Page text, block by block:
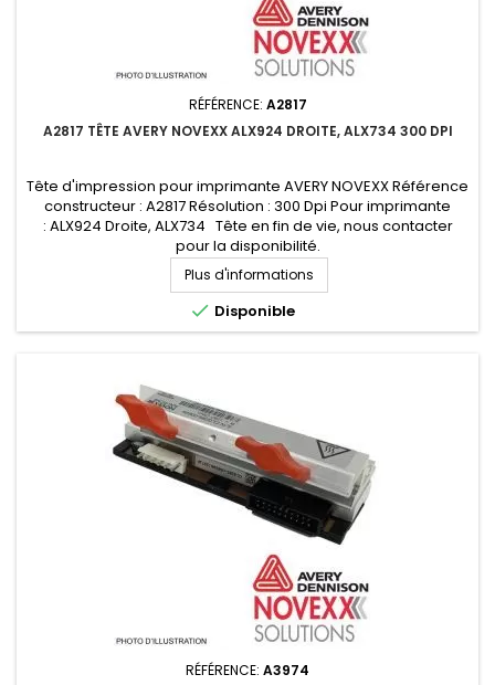
RÉFÉRENCE: A2817
A2817 TÊTE AVERY NOVEXX ALX924 DROITE, ALX734 300 DPI
Tête d'impression pour imprimante AVERY NOVEXX Référence
constructeur : A2817 Résolution : 300 Dpi Pour imprimante
: ALX924 Droite, ALX734 Tête en fin de vie, nous contacter
pour la disponibilité.
Plus d'informations
 Disponible
RÉFÉRENCE: A3974